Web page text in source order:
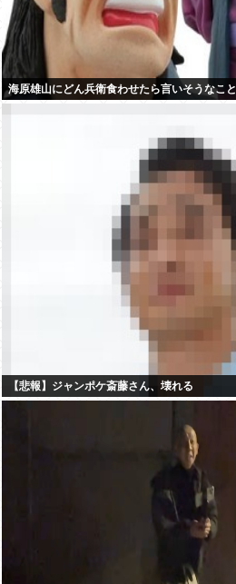
海原雄山にどん兵衛食わせたら言いそうなこと
【悲報】ジャンポケ斎藤さん、壊れる